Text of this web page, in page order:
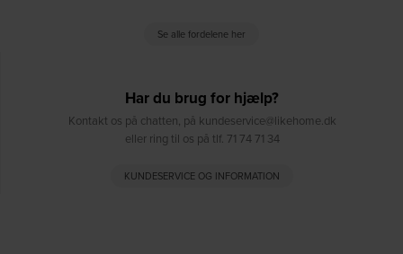
Se alle fordelene her
Har du brug for hjælp?
Kontakt os på chatten, på kundeservice@likehome.dk
eller ring til os på tlf. 71 74 71 34
KUNDESERVICE OG INFORMATION